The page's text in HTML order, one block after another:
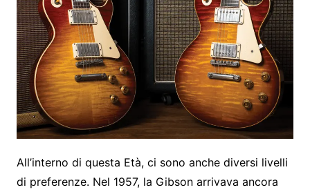
All’interno di questa Età, ci sono anche diversi livelli
di preferenze. Nel 1957, la Gibson arrivava ancora